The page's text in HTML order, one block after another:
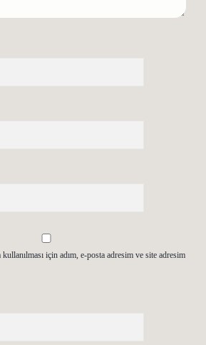
için adım, e-posta adresim ve site adresim